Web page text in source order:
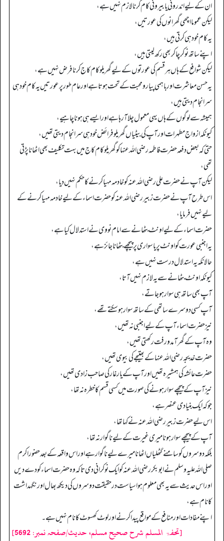
ان کے لیے اندرونی یا بیرونی کام کرنا لازم نہیں ہے،
لیکن عموما اچھی گھرانوں کی عورتیں،
یہ کام خود ہی کرتی ہیں،
اپنے ساتھ نوکر چاکر بھی رکھ لیتی ہیں،
لیکن شوافع کے ہاں ہر قسم کی عورتوں کے لیے گھریلو کام کاج کرنا فرض نہیں ہے،
یہ حسن معاشرت اور باہمی پیار و محبت کے تحت ہوتا ہے اور عام طور پر عورتیں یہ کام خود ہی
سرانجام دیتی ہیں،
ہمیشہ سے لوگوں کے ہاں یہی معمول چلا آ رہا ہے اور ایسے ہی ہونا چاہیے،
کیونکہ ازواج مطہرات اور آپ کی بیٹیاں گھریلو فرائض خود ہی سرانجام دیتی تھیں،
حتی کہ بعض دفعہ حضرت فاطمہ رضی اللہ عنہا کو گھریلو کام کاج میں بہت تکلیف بھی اٹھانا پڑتی
تھی،
لیکن آپ نے حضرت علی رضی اللہ عنہ کو خادمہ مہیا کرنے کا حکم نہیں دیا،
اس طرح آپ نے حضرت زبیر رضی اللہ عنہ کو حضرت اسماء کے لیے خادمہ مہیا کرنے کے
لیے نہیں فرمایا،
حضرت اسماء کے لیے اونٹ بٹھانے سے امام نووی نے استدلال کیا ہے،
یہ اجنبی عورت کو اونٹ پر یا سواری پر پیچھے بٹھانا جائز ہے،
حالانکہ یہ استدلال درست نہیں ہے،
کیونکہ اونٹ بٹھانے سے یہ لازم نہیں آتا،
آپ بھی ساتھ ہی سوار ہو جاتے،
آپ کسی دوسرے ساتھی کے ساتھ سوار ہو سکتے تھے،
نیز حضرت اسماء آپ کے لیے اجنبی نہ تھیں،
وہ آپ کے گھر آمدورفت رکھتی تھیں،
حضرت خدیجہ رضی اللہ عنہا کے بھتیجے کی بیوی تھیں،
حضرت عائشہ کی ہمشیرہ تھیں اور آپ کے یار غار کی صاحب زادی تھیں،
نیز آپ کے پیچھے سوار ہونے کی صورت میں کسی قسم کا خطرہ نہ تھا،
جو کہ ایک بنیادی عنصر ہے،
اس لیے حضرت زبیر رضی اللہ عنہ نے کہا تھا،
آپ کے پیچھے سوار ہونا میری غیرت کے لیے ناگوار نہ تھا،
بلکہ دوسروں کو سامنے گٹھلیاں اٹھانا میرے لیے ناگوار ہے اور اس واقعہ کے بعد حضور اکرم
صلی اللہ علیہ وسلم نے ابوبکر رضی اللہ عنہ کو ایک نوکرانی دی تاکہ وہ حضرت اسماء کو دے دیں
اور اس حدیث سے یہ بھی معلوم ہوا سیاست درحقیقت دوسروں کی دیکھ بھال اور نگہداشت
کا نام ہے،
اپنے مفادات اور منافع کے مواقع پیدا کرنے اور لوٹ کھسوٹ کا نام نہیں ہے۔
[تحفۃ المسلم شرح صحیح مسلم، حدیث/صفحہ نمبر: 5692]